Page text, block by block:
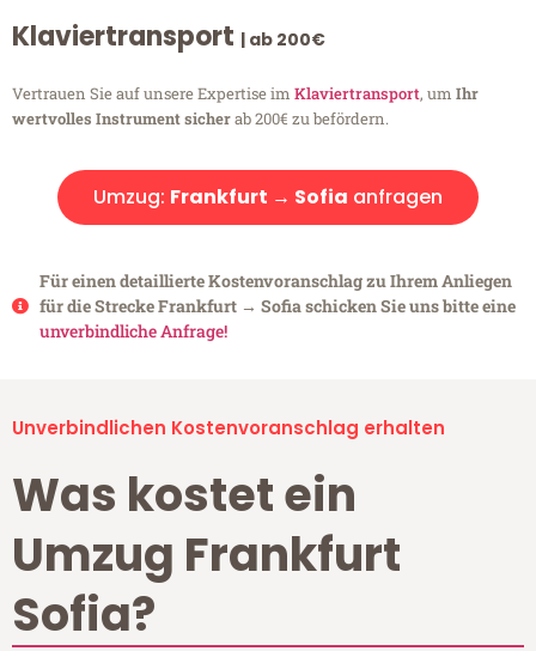
Klaviertransport | ab 200€
Vertrauen Sie auf unsere Expertise im Klaviertransport, um Ihr
wertvolles Instrument sicherab 200€ zu befördern.
Umzug: Frankfurt → Sofia anfragen
Für einen detaillierte Kostenvoranschlag zu Ihrem Anliegen
für die Strecke Frankfurt → Sofia schicken Sie uns bitte eine
unverbindliche Anfrage!
Unverbindlichen Kostenvoranschlag erhalten
Was kostet ein
Umzug Frankfurt
Sofia?